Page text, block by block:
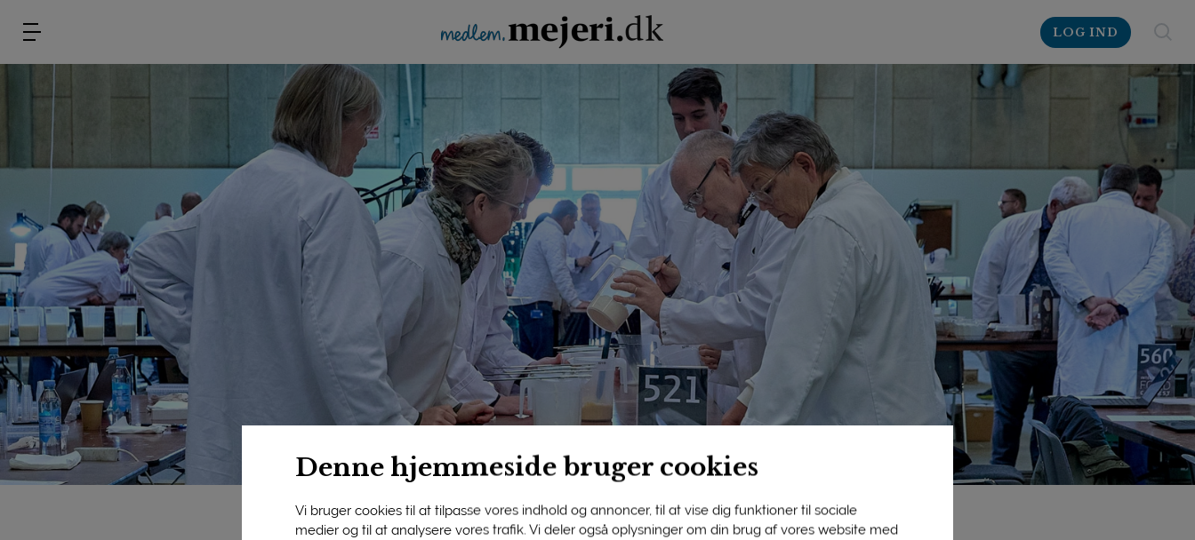
Denne hjemmeside bruger cookies
Vi bruger cookies til at tilpasse vores indhold og annoncer, til at vise dig funktioner til sociale
medier og til at analysere vores trafik. Vi deler også oplysninger om din brug af vores website med
LOG IND